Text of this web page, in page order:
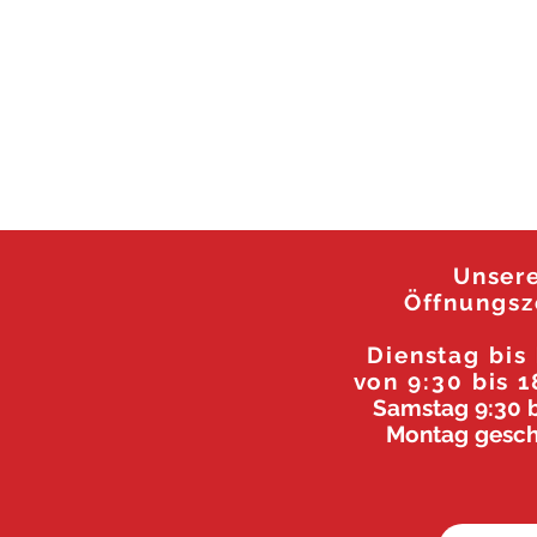
Dienstag bis
von 9:30 bis
Samstag 9:30
Montag